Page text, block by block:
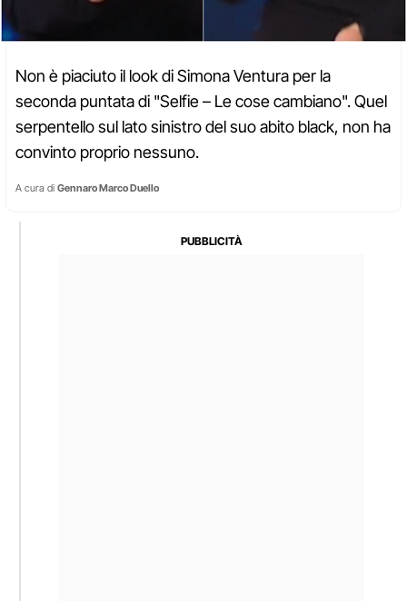
Non è piaciuto il look di Simona Ventura per la
seconda puntata di "Selfie – Le cose cambiano". Quel
serpentello sul lato sinistro del suo abito black, non ha
convinto proprio nessuno.
A cura di Gennaro Marco Duello